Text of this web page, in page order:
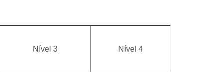
Nível 3 Nível 4